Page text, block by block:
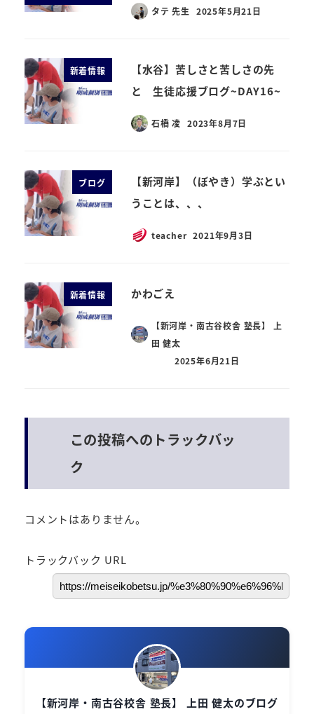
タテ 先生 2025年5月21日
新着情報
【水谷】苦しさと苦しさの先
と 生徒応援ブログ~DAY16~
石橋 凌 2023年8月7日
ブログ
【新河岸】（ぼやき）学ぶとい
うことは、、、
teacher 2021年9月3日
新着情報 かわごえ
【新河岸・南古谷校舎 塾長】 上
田 健太
2025年6月21日
この投稿へのトラックバッ
ク
コメントはありません。
トラックバック URL
【新河岸・南古谷校舎 塾長】 上田 健太のブログ